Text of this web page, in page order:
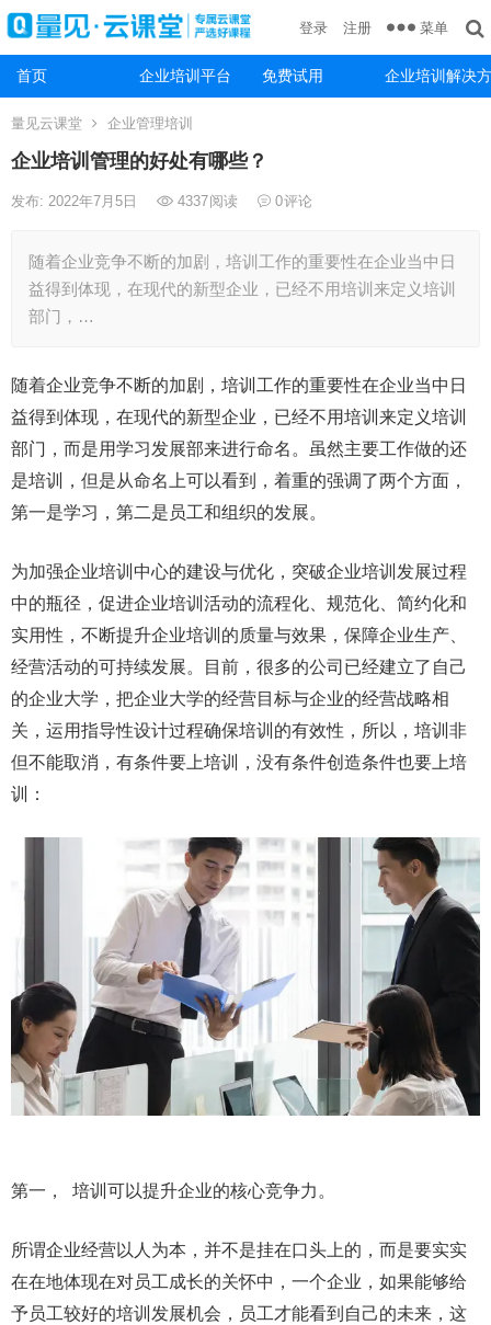
首页 企业培训平台 免费试用 企业培训解决
登录 注册 菜单
量见云课堂 企业管理培训
企业培训管理的好处有哪些？
发布: 2022年7月5日 4337阅读 0评论
随着企业竞争不断的加剧，培训工作的重要性在企业当中日
益得到体现，在现代的新型企业，已经不用培训来定义培训
部门，…
随着企业竞争不断的加剧，培训工作的重要性在企业当中日
益得到体现，在现代的新型企业，已经不用培训来定义培训
部门，而是用学习发展部来进行命名。虽然主要工作做的还
是培训，但是从命名上可以看到，着重的强调了两个方面，
第一是学习，第二是员工和组织的发展。
为加强企业培训中心的建设与优化，突破企业培训发展过程
中的瓶径，促进企业培训活动的流程化、规范化、简约化和
实用性，不断提升企业培训的质量与效果，保障企业生产、
经营活动的可持续发展。目前，很多的公司已经建立了自己
的企业大学，把企业大学的经营目标与企业的经营战略相
关，运用指导性设计过程确保培训的有效性，所以，培训非
但不能取消，有条件要上培训，没有条件创造条件也要上培
训：
第一， 培训可以提升企业的核心竞争力。
所谓企业经营以人为本，并不是挂在口头上的，而是要实实
在在地体现在对员工成长的关怀中，一个企业，如果能够给
予员工较好的培训发展机会，员工才能看到自己的未来，这